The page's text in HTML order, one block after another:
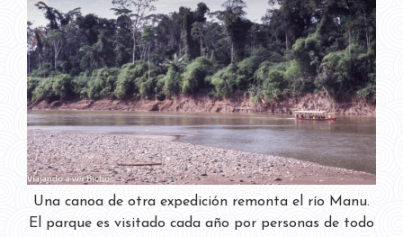
Una canoa de otra expedición remonta el río Manu.
El parque es visitado cada año por personas de todo